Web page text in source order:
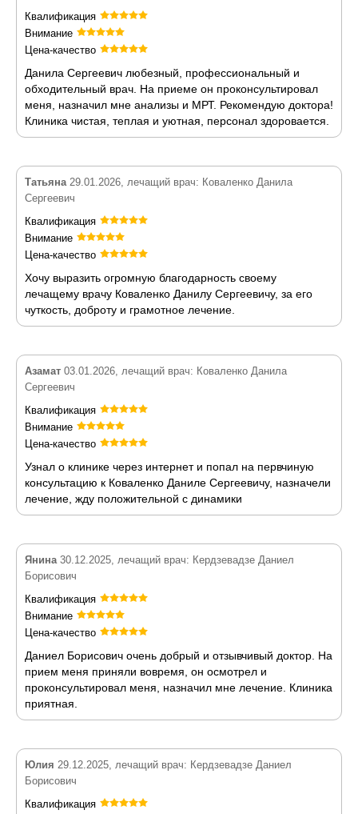
Квалификация
Внимание
Цена-качество
Данила Сергеевич любезный, профессиональный и
обходительный врач. На приеме он проконсультировал
меня, назначил мне анализы и МРТ. Рекомендую доктора!
Клиника чистая, теплая и уютная, персонал здоровается.
Татьяна29.01.2026, лечащий врач: Коваленко Данила
Сергеевич
Квалификация
Внимание
Цена-качество
Хочу выразить огромную благодарность своему
лечащему врачу Коваленко Данилу Сергеевичу, за его
чуткость, доброту и грамотное лечение.
Азамат 03.01.2026, лечащий врач: Коваленко Данила
Сергеевич
Квалификация
Внимание
Цена-качество
Узнал о клинике через интернет и попал на первчиную
консультацию к Коваленко Даниле Сергеевичу, назначели
лечение, жду положительной с динамики
Янина30.12.2025, лечащий врач: Кердзевадзе Даниел
Борисович
Квалификация
Внимание
Цена-качество
Даниел Борисович очень добрый и отзывчивый доктор. На
прием меня приняли вовремя, он осмотрел и
проконсультировал меня, назначил мне лечение. Клиника
приятная.
Юлия 29.12.2025, лечащий врач: Кердзевадзе Даниел
Борисович
Квалификация